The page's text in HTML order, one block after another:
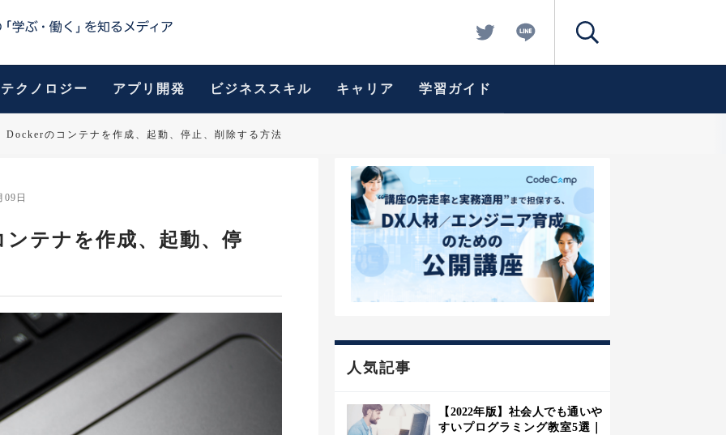
テクノロジー アプリ開発 ビジネススキル キャリア 学習ガイド
Dockerのコンテナを作成、起動、停止、削除する方法
09日
テナを作成、起動、停
人気記事
【2022年版】社会人でも通いや
すいプログラミング教室5選｜